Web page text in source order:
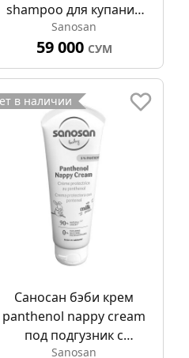
shampoo для купания
200мл
Sanosan
59 000 СУМ
в наличии
Саносан бэби крем
panthenol nappy cream
под подгузник с
пантенолом 100мл
Sanosan